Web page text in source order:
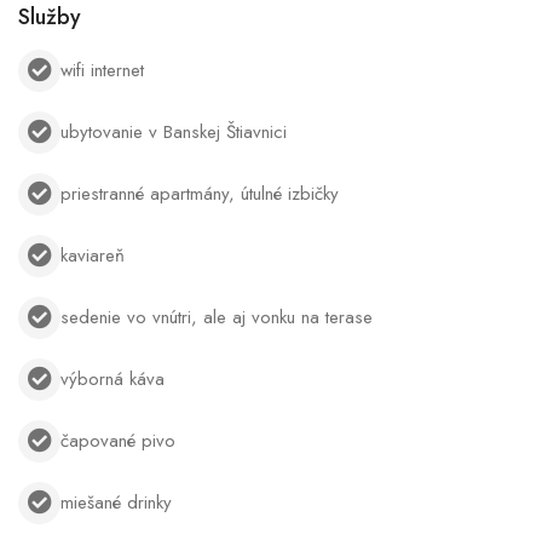
Služby
wifi internet
ubytovanie v Banskej Štiavnici
priestranné apartmány, útulné izbičky
kaviareň
sedenie vo vnútri, ale aj vonku na terase
výborná káva
čapované pivo
miešané drinky